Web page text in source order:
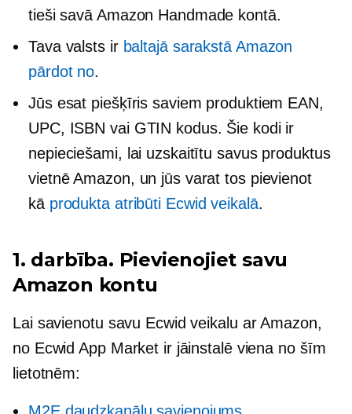
tieši savā Amazon Handmade kontā.
Tava valsts ir baltajā sarakstāAmazon
pārdot no.
Jūs esat piešķīris saviem produktiem EAN,
UPC, ISBN vai GTIN kodus. Šie kodi ir
nepieciešami, lai uzskaitītu savus produktus
vietnē Amazon, un jūs varat tos pievienot
kā produkta atribūti Ecwid veikalā.
1. darbība. Pievienojiet savu
Amazon kontu
Lai savienotu savu Ecwid veikalu ar Amazon,
no Ecwid App Market ir jāinstalē viena no šīm
lietotnēm: